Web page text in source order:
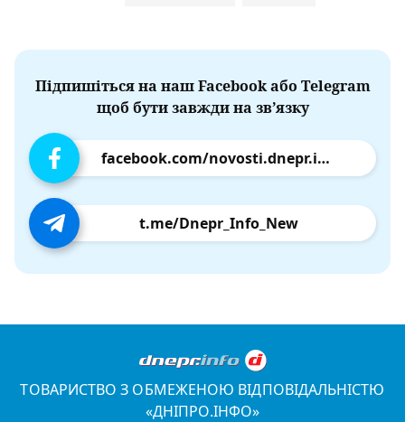
Підпишіться на наш Facebook або Telegram
щоб бути завжди на зв’язку
facebook.com/novosti.dnepr.info
t.me/Dnepr_Info_New
ТОВАРИСТВО З ОБМЕЖЕНОЮ ВІДПОВІДАЛЬНІСТЮ
«ДНІПРО.ІНФО»